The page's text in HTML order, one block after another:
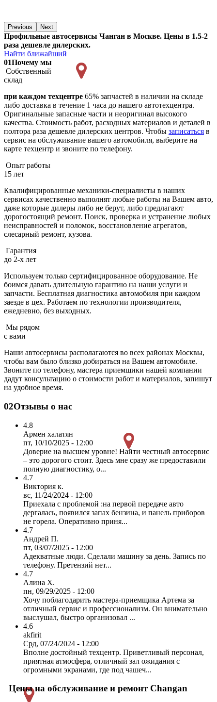
Previous Next
Профильные автосервисы Чанган в Москве. Цены в 1.5-2
раза дешевле дилерских.
Найти ближайший
01Почему мы
Собственный
склад
при каждом техцентре 65% запчастей в наличии на складе
либо доставка в течение 1 часа до нашего автотехцентра.
Оригинальные запасные части и неоригинал высокого
качества. Стоимость работ, расходных материалов и деталей в
полтора раза дешевле дилерских центров. Чтобы записаться в
сервис на обслуживание вашего автомобиля, выберите на
карте техцентр и звоните по телефону.
Опыт работы
15 лет
Квалифицированные механики-специалисты в наших
сервисах качественно выполнят любые работы на Вашем авто,
даже которые дилеры либо не берут, либо предлагают
дорогостоящий ремонт. Поиск, проверка и устранение любых
неисправностей и поломок, восстановление агрегатов,
слесарный ремонт, кузова.
Гарантия
до 2-х лет
Используем только сертифицированное оборудование. Не
боимся давать длительную гарантию на наши услуги и
запчасти. Бесплатная диагностика автомобиля при каждом
заезде в цех. Работаем по технологии производителя,
ежедневно, без выходных.
Мы рядом
с вами
Наши автосервисы располагаются во всех районах Москвы,
чтобы вам было близко добираться на Вашем автомобиле.
Звоните по телефону, мастера приемщики нашей компании
дадут консультацию о стоимости работ и материалов, запишут
на удобное время.
02Отзывы о нас
4.8
Армен халатян
пт, 10/10/2025 - 12:00
Доверие на высшем уровне! Найти честный автосервис
– это дорогого стоит. Здесь мне сразу же предоставили
полную диагностику, о...
4.7
Виктория к.
вс, 11/24/2024 - 12:00
Приехала с проблемой :на первой передаче авто
дергалась, появился запах бензина, и панель приборов
не горела. Оперативно приня...
4.7
Андрей П.
пт, 03/07/2025 - 12:00
Адекватные люди. Сделали машину за день. Запись по
телефону. Претензий нет...
4.7
Алина Х.
пн, 09/29/2025 - 12:00
Хочу поблагодарить мастера-приемщика Артема за
отличный сервис и профессионализм. Он внимательно
выслушал, быстро организовал ...
4.6
akfirit
Срд, 07/24/2024 - 12:00
Вполне достойный техцентр. Приветливый персонал,
приятная атмосфера, отличный зал ожидания с
огромными экранами, где под чашеч...
Цены на обслуживание и ремонт Changan